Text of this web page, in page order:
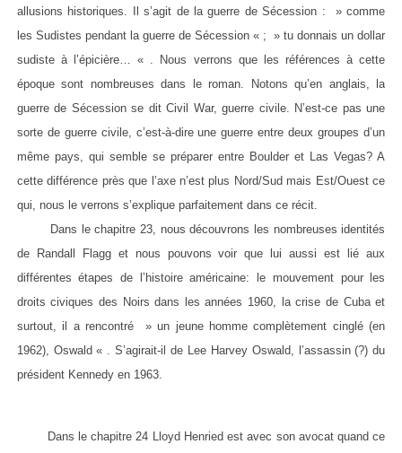
allusions historiques. Il s’agit de la guerre de Sécession : » comme
les Sudistes pendant la guerre de Sécession « ; » tu donnais un dollar
sudiste à l’épicière… « . Nous verrons que les références à cette
époque sont nombreuses dans le roman. Notons qu’en anglais, la
guerre de Sécession se dit Civil War, guerre civile. N’est-ce pas une
sorte de guerre civile, c’est-à-dire une guerre entre deux groupes d’un
même pays, qui semble se préparer entre Boulder et Las Vegas? A
cette différence près que l’axe n’est plus Nord/Sud mais Est/Ouest ce
qui, nous le verrons s’explique parfaitement dans ce récit.
Dans le chapitre 23, nous découvrons les nombreuses identités
de Randall Flagg et nous pouvons voir que lui aussi est lié aux
différentes étapes de l’histoire américaine: le mouvement pour les
droits civiques des Noirs dans les années 1960, la crise de Cuba et
surtout, il a rencontré » un jeune homme complètement cinglé (en
1962), Oswald « . S’agirait-il de Lee Harvey Oswald, l’assassin (?) du
président Kennedy en 1963.
Dans le chapitre 24 Lloyd Henried est avec son avocat quand ce